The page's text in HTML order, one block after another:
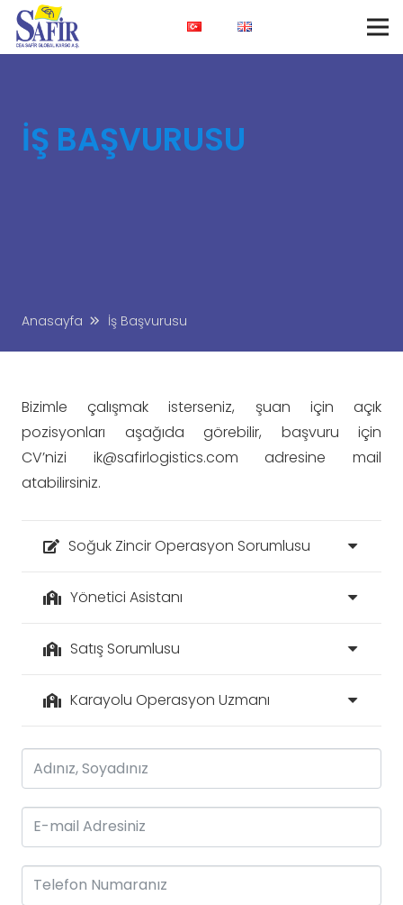
İŞ BAŞVURUSU
Anasayfa İş Başvurusu
Bizimle çalışmak isterseniz, şuan için açık
pozisyonları aşağıda görebilir, başvuru için
CV’nizi ik@safirlogistics.com adresine mail
atabilirsiniz.
Soğuk Zincir Operasyon Sorumlusu
Yönetici Asistanı
Satış Sorumlusu
Karayolu Operasyon Uzmanı